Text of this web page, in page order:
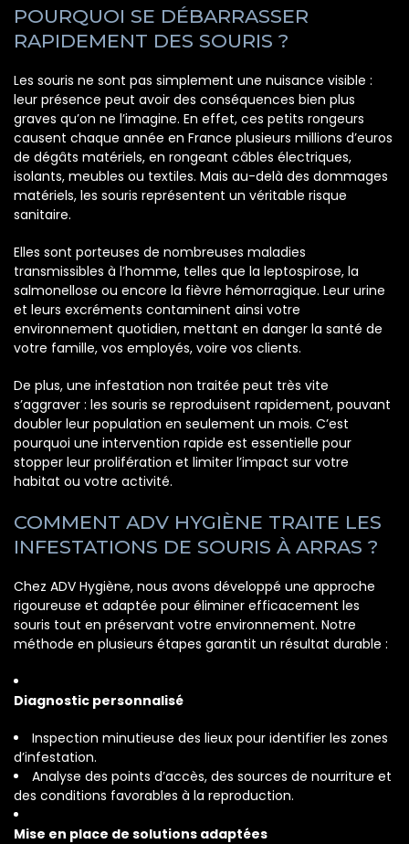
POURQUOI SE DÉBARRASSER
RAPIDEMENT DES SOURIS ?
Les souris ne sont pas simplement une nuisance visible :
leur présence peut avoir des conséquences bien plus
graves qu’on ne l’imagine. En effet, ces petits rongeurs
causent chaque année en France plusieurs millions d’euros
de dégâts matériels, en rongeant câbles électriques,
isolants, meubles ou textiles. Mais au-delà des dommages
matériels, les souris représentent un véritable risque
sanitaire.
Elles sont porteuses de nombreuses maladies
transmissibles à l’homme, telles que la leptospirose, la
salmonellose ou encore la fièvre hémorragique. Leur urine
et leurs excréments contaminent ainsi votre
environnement quotidien, mettant en danger la santé de
votre famille, vos employés, voire vos clients.
De plus, une infestation non traitée peut très vite
s’aggraver : les souris se reproduisent rapidement, pouvant
doubler leur population en seulement un mois. C’est
pourquoi une intervention rapide est essentielle pour
stopper leur prolifération et limiter l’impact sur votre
habitat ou votre activité.
COMMENT ADV HYGIÈNE TRAITE LES
INFESTATIONS DE SOURIS À ARRAS ?
Chez ADV Hygiène, nous avons développé une approche
rigoureuse et adaptée pour éliminer efficacement les
souris tout en préservant votre environnement. Notre
méthode en plusieurs étapes garantit un résultat durable :
Diagnostic personnalisé
Inspection minutieuse des lieux pour identifier les zones
d’infestation.
Analyse des points d’accès, des sources de nourriture et
des conditions favorables à la reproduction.
Mise en place de solutions adaptées